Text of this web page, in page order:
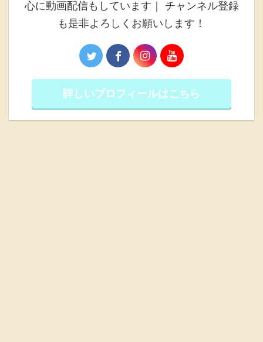
心に動画配信もしています｜ チャンネル登録
も是非よろしくお願いします！
詳しいプロフィールはこちら